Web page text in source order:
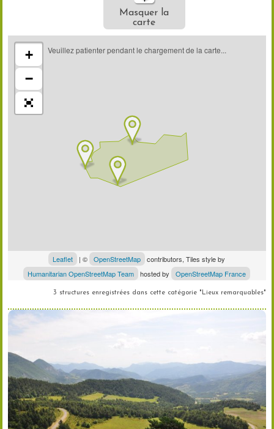
Masquer la
carte
Veuillez patienter pendant le chargement de la carte...
+
−
Leaflet | © OpenStreetMap
contributors, Tiles style by
Humanitarian OpenStreetMap Team
hosted by OpenStreetMap France
3 structures enregistrées dans cette catégorie "Lieux remarquables"